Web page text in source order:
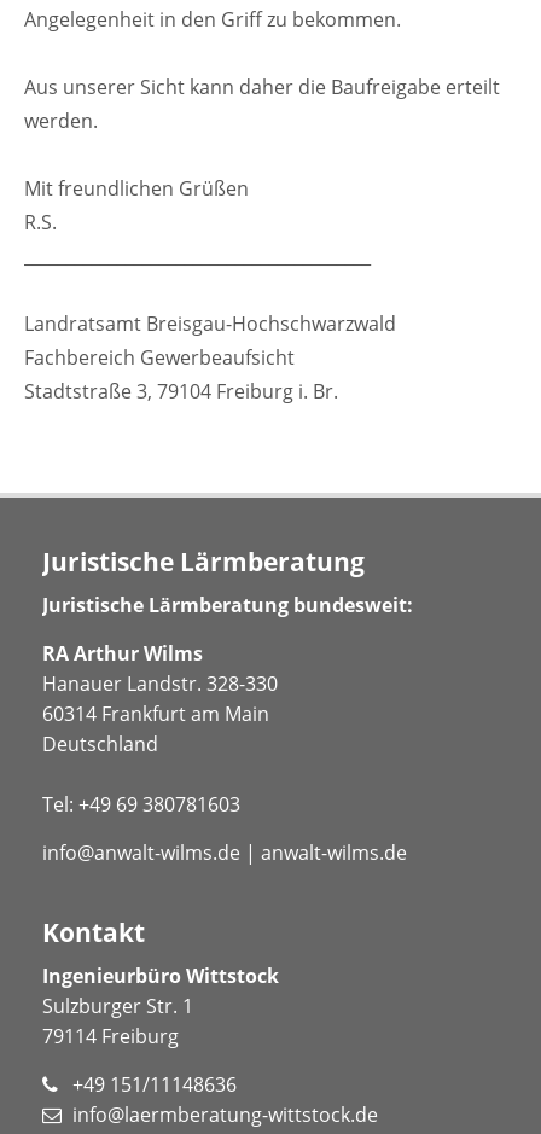
Angelegenheit in den Griff zu bekommen.
Aus unserer Sicht kann daher die Baufreigabe erteilt
werden.
Mit freundlichen Grüßen
R.S.
Landratsamt Breisgau-Hochschwarzwald
Fachbereich Gewerbeaufsicht
Stadtstraße 3, 79104 Freiburg i. Br.
Juristische Lärmberatung
Juristische Lärmberatung bundesweit:
RA Arthur Wilms
Hanauer Landstr. 328-330
60314 Frankfurt am Main
Deutschland
Tel: +49 69 380781603
info@anwalt-wilms.de | anwalt-wilms.de
Kontakt
Ingenieurbüro Wittstock
Sulzburger Str. 1
79114 Freiburg
+49 151/11148636
info@laermberatung-wittstock.de